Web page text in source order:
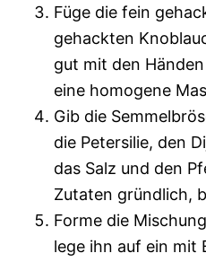
Füge die fein
gehackten
gut mit den
eine homogene
Gib die
die Petersilie, den
das Salz und den
Zutaten gründlich,
Forme die
lege ihn auf ein mit